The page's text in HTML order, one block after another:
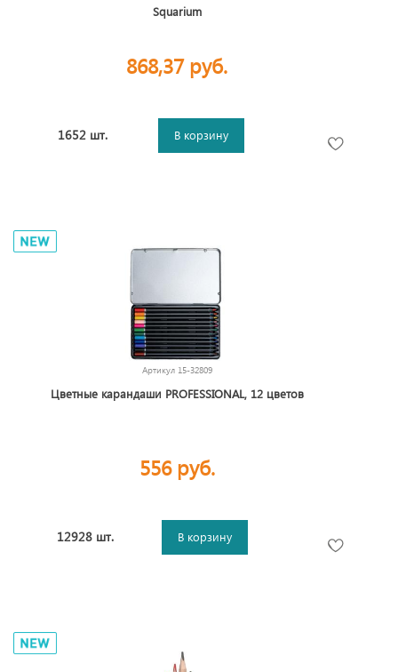
Squarium
868,37 руб.
1652 шт. В корзину
Артикул 15-32809
Цветные карандаши PROFESSIONAL, 12 цветов
556 руб.
12928 шт. В корзину